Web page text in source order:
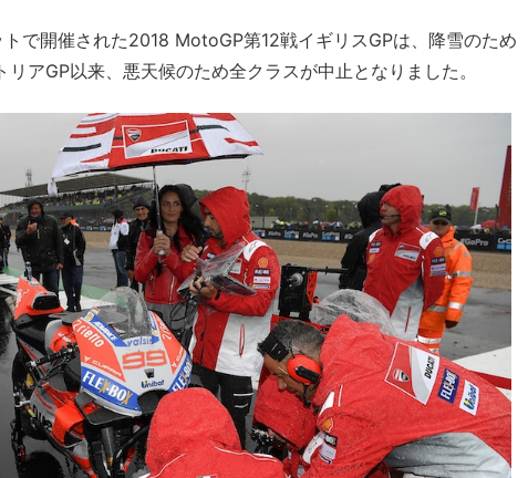
で開催された2018 MotoGP第12戦イギリスGPは、降雪のため
アGP以来、悪天候のため全クラスが中止となりました。